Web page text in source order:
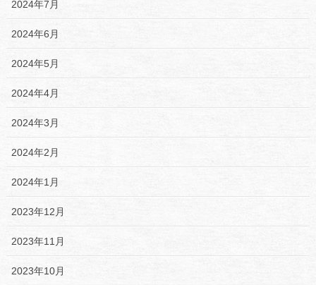
2024年7月
2024年6月
2024年5月
2024年4月
2024年3月
2024年2月
2024年1月
2023年12月
2023年11月
2023年10月